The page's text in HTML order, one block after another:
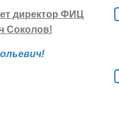
директор ФИЦ
Соколов!